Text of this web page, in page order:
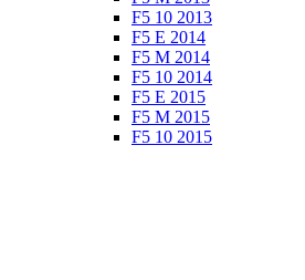
F5 10 2013
F5 E 2014
F5 M 2014
F5 10 2014
F5 E 2015
F5 M 2015
F5 10 2015